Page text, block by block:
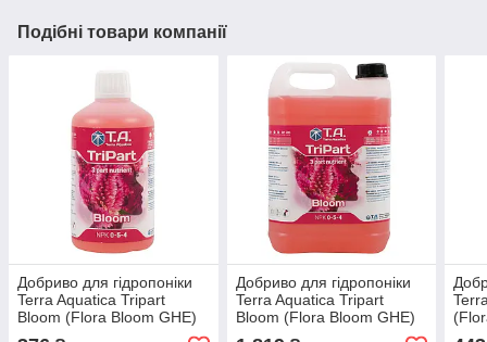
Подібні товари компанії
Добриво для гідропоніки
Terra Aquatica Tripart
Bloom (Flora Bloom GHE)
0.5л
Добриво для гідропоніки
Terra Aquatica Tripart
Bloom (Flora Bloom GHE)
5л